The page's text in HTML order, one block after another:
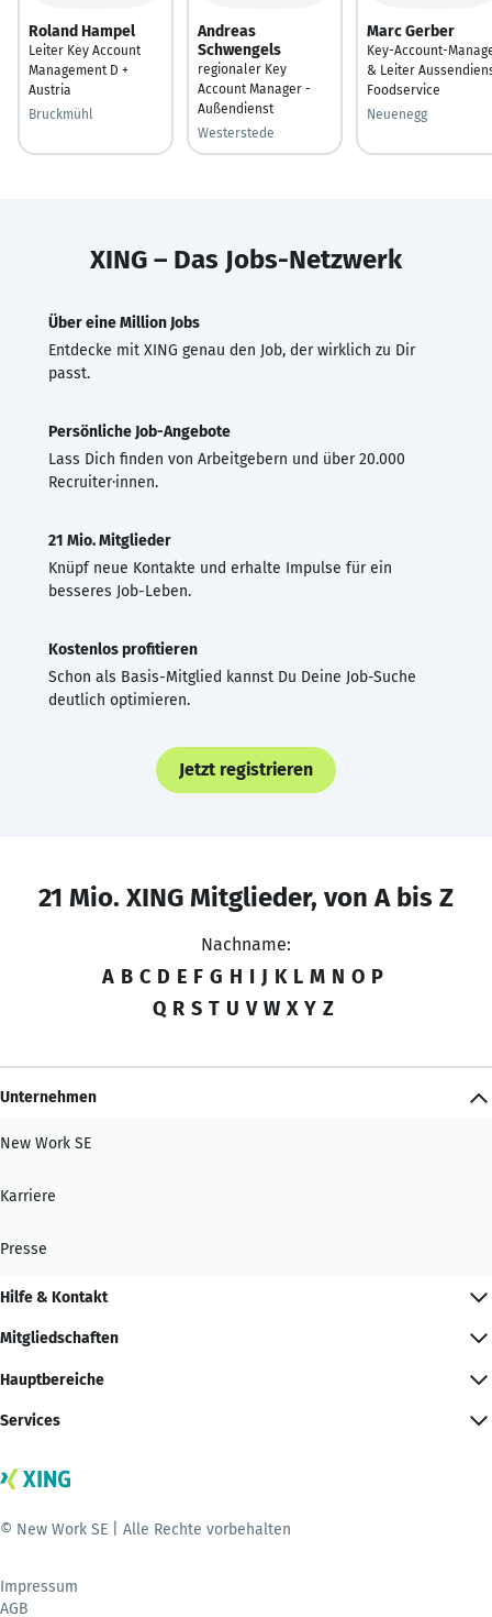
Roland Hampel
Leiter Key Account
Management D +
Austria
Bruckmühl
Andreas
Schwengels
regionaler Key
Account Manager -
Außendienst
Westerstede
Marc Gerber
Key-Account-
& Leiter
Foodservice
Neuenegg
XING – Das Jobs-Netzwerk
Über eine Million Jobs
Entdecke mit XING genau den Job, der wirklich zu Dir
passt.
Persönliche Job-Angebote
Lass Dich finden von Arbeitgebern und über 20.000
Recruiter·innen.
21 Mio. Mitglieder
Knüpf neue Kontakte und erhalte Impulse für ein
besseres Job-Leben.
Kostenlos profitieren
Schon als Basis-Mitglied kannst Du Deine Job-Suche
deutlich optimieren.
Jetzt registrieren
21 Mio. XING Mitglieder, von A bis Z
Nachname:
A B C D E F G H I J K L M N O P
Q R S T U V W X Y Z
Unternehmen
New Work SE
Karriere
Presse
Hilfe & Kontakt
Mitgliedschaften
Hauptbereiche
Services
© New Work SE | Alle Rechte vorbehalten
Impressum
AGB